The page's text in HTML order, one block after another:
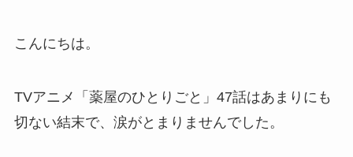
こんにちは。
TVアニメ「薬屋のひとりごと」47話はあまりにも
切ない結末で、涙がとまりませんでした。